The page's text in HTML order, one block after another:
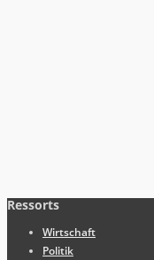
Ressorts
Wirtschaft
Politik